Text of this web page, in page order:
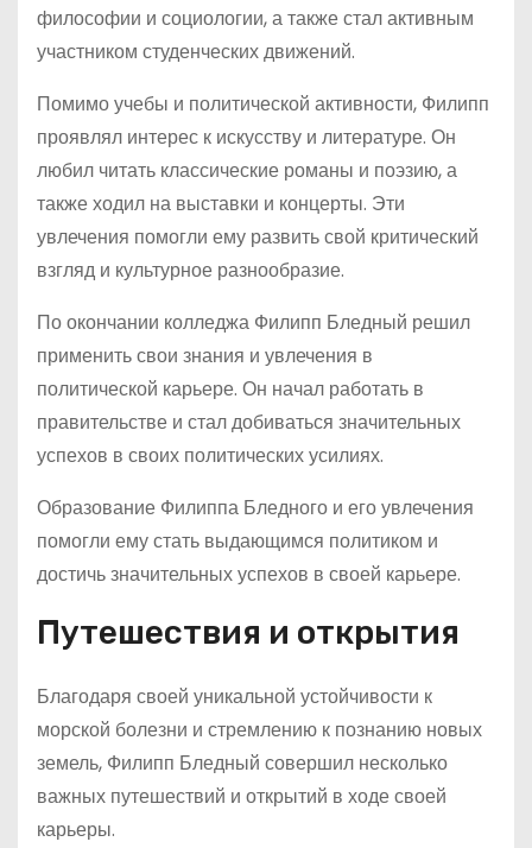
философии и социологии, а также стал активным
участником студенческих движений.
Помимо учебы и политической активности, Филипп
проявлял интерес к искусству и литературе. Он
любил читать классические романы и поэзию, а
также ходил на выставки и концерты. Эти
увлечения помогли ему развить свой критический
взгляд и культурное разнообразие.
По окончании колледжа Филипп Бледный решил
применить свои знания и увлечения в
политической карьере. Он начал работать в
правительстве и стал добиваться значительных
успехов в своих политических усилиях.
Образование Филиппа Бледного и его увлечения
помогли ему стать выдающимся политиком и
достичь значительных успехов в своей карьере.
Путешествия и открытия
Благодаря своей уникальной устойчивости к
морской болезни и стремлению к познанию новых
земель, Филипп Бледный совершил несколько
важных путешествий и открытий в ходе своей
карьеры.